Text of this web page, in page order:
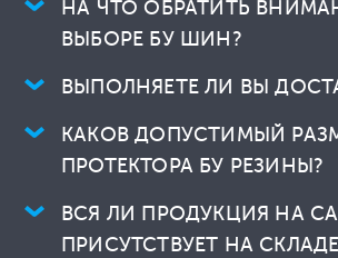
НА ЧТО ОБРАТИТЬ
ВЫБОРЕ БУ ШИН?
ВЫПОЛНЯЕТЕ ЛИ ВЫ
КАКОВ ДОПУСТИМЫЙ
ПРОТЕКТОРА БУ РЕЗИНЫ?
ВСЯ ЛИ ПРОДУКЦИЯ НА
ПРИСУТСТВУЕТ НА